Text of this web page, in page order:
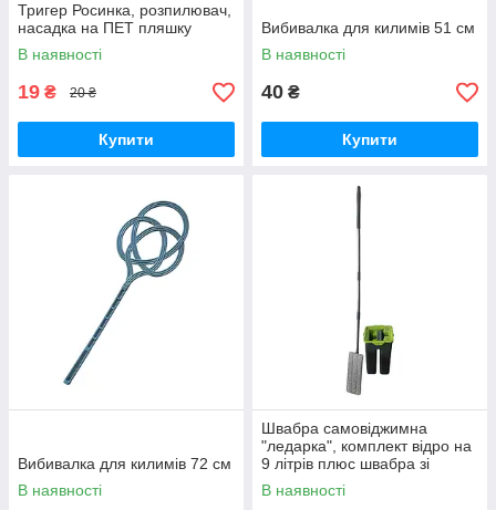
Тригер Росинка, розпилювач,
насадка на ПЕТ пляшку
В наявності
19 ₴ 20 ₴
Купити
Вибивалка для килимів 51 см
В наявності
40 ₴
Купити
Вибивалка для килимів 72 см
В наявності
Швабра самовіджимна
"ледарка", комплект відро на
9 літрів плюс швабра зі
змінною ганчіркою
мікрофіброю
В наявності